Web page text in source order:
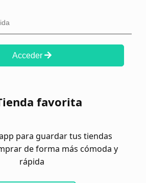
Acceder
favorita
para guardar tus tiendas
de forma más cómoda y
rápida